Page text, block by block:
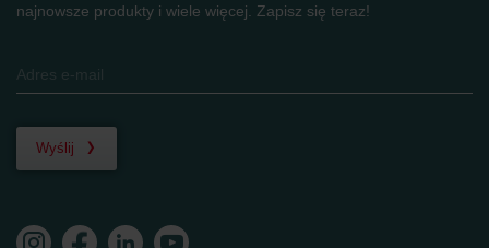
najnowsze produkty i wiele więcej. Zapisz się teraz!
Wyślij